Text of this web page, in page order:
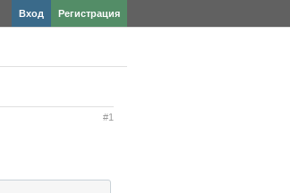
Регистрация
Вход
#1